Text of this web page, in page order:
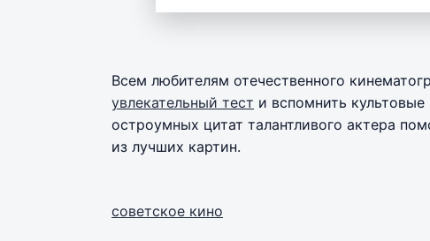
Всем любителям отечественного
увлекательный тест и вспомнить
остроумных цитат талантливого актера
из лучших картин.
советское кино